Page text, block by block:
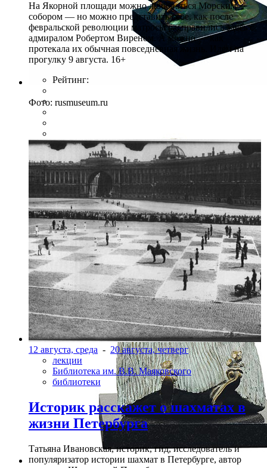
Фото: rusmuseum.ru
На Якорной площади можно любоваться Морским
собором — но можно представить себе, как после
февральской революции матросы расправились здесь с
адмиралом Робертом Виреном. А можно — как
протекала их обычная повседневная жизнь. Идем на
прогулку 9 августа. 16+
Рейтинг:
12 августа, среда - 20 августа, четверг
лекции
Библиотека им. В.В. Маяковского
библиотеки
Историк расскажет о шахматах в
жизни Петербурга
Татьяна Ивановская, историк, гид, исследователь и
популяризатор истории шахмат в Петербурге, автор